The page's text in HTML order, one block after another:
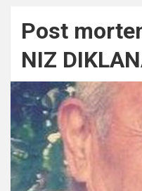
Post
NIZ